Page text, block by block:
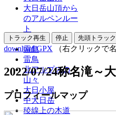
大日岳山頂から
のアルペンルー
ト
剱岳
雷鳥
雷鳥
北アルプスの
山々
大日小屋
中大日岳
稜線上の木道
download GPX （右クリックで
2022/07/24称名滝～
プロフィールマップ